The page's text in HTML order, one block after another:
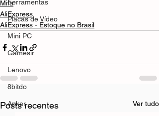
Ferramentas
Placas de Vídeo
Mini PC
Gamesir
Lenovo
8bitdo
Anker
Mifa
AliExpress
AliExpress - Estoque no Brasil
Posts recentes Ver tudo